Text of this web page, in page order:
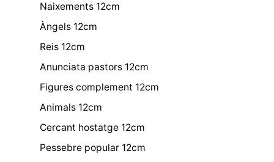
Naixements 12cm
Àngels 12cm
Reis 12cm
Anunciata pastors 12cm
Figures complement 12cm
Animals 12cm
Cercant hostatge 12cm
Pessebre popular 12cm